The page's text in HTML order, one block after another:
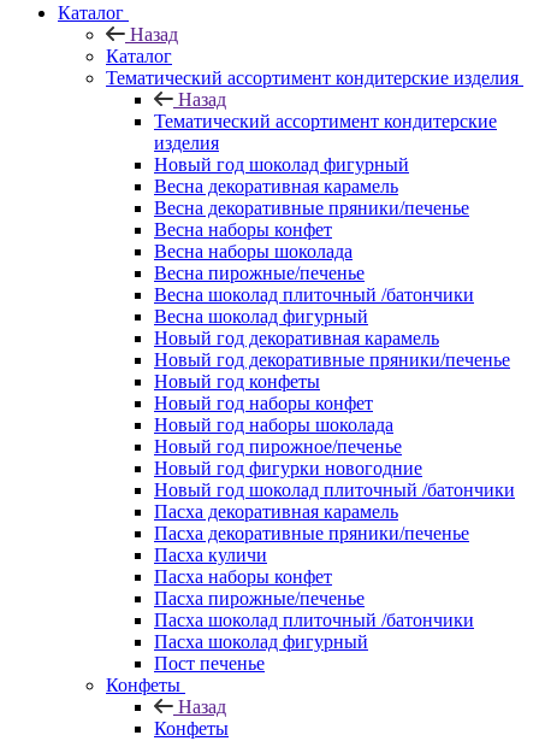
Каталог
Назад
Каталог
Тематический ассортимент кондитерские изделия
Назад
Тематический ассортимент кондитерские
изделия
Новый год шоколад фигурный
Весна декоративная карамель
Весна декоративные пряники/печенье
Весна наборы конфет
Весна наборы шоколада
Весна пирожные/печенье
Весна шоколад плиточный /батончики
Весна шоколад фигурный
Новый год декоративная карамель
Новый год декоративные пряники/печенье
Новый год конфеты
Новый год наборы конфет
Новый год наборы шоколада
Новый год пирожное/печенье
Новый год фигурки новогодние
Новый год шоколад плиточный /батончики
Пасха декоративная карамель
Пасха декоративные пряники/печенье
Пасха куличи
Пасха наборы конфет
Пасха пирожные/печенье
Пасха шоколад плиточный /батончики
Пасха шоколад фигурный
Пост печенье
Конфеты
Назад
Конфеты